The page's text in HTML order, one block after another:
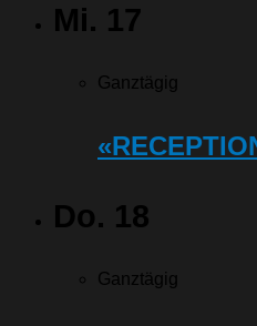
Mi. 17
Ganztägig
Do. 18
Ganztägig